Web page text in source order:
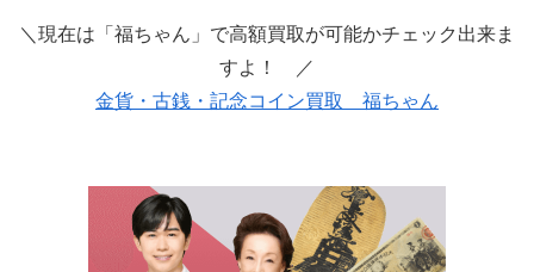
＼現在は「福ちゃん」で高額買取が可能かチェック出来ま
すよ！ ／
金貨・古銭・記念コイン買取 福ちゃん